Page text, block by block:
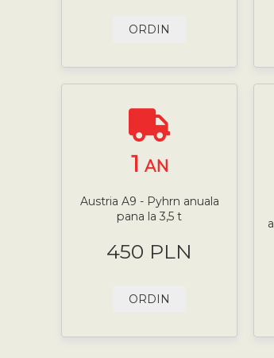
ORDIN
1 AN
Austria A9 - Pyhrn anuala
pana la 3,5 t
450 PLN
ORDIN